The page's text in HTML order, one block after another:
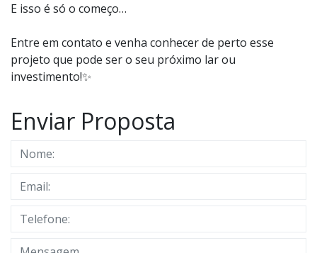
E isso é só o começo…
Entre em contato e venha conhecer de perto esse
projeto que pode ser o seu próximo lar ou
investimento!✨
Enviar Proposta